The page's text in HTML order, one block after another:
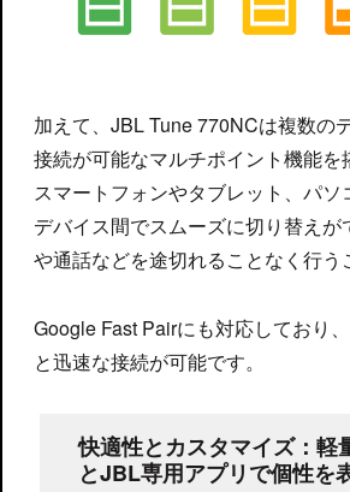
加えて、JBL Tune 770NCは複数の
接続が可能なマルチポイント機能を
スマートフォンやタブレット、パ
デバイス間でスムーズに切り替えが
や通話などを途切れることなく行う
Google Fast Pairにも対応しており
と迅速な接続が可能です。
快適性とカスタマイズ：軽
とJBL専用アプリで個性を